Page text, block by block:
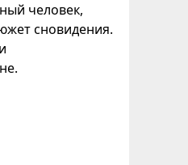
человек,
сновидения.